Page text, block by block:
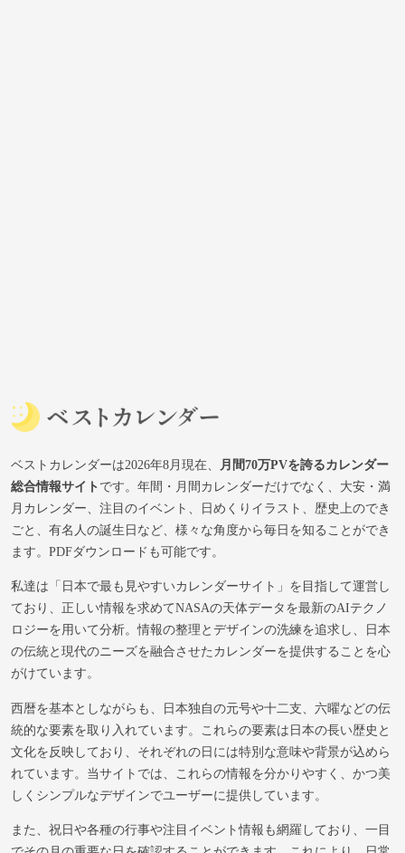
ベストカレンダーは2026年8月現在、
月間70万PVを誇るカレンダー
総合情報サイトです。年間・月間カレンダーだけでなく、大安・満
月カレンダー、注目のイベント、日めくりイラスト、歴史上のでき
ごと、有名人の誕生日など、様々な角度から毎日を知ることができ
ます。PDFダウンロードも可能です。
私達は「日本で最も見やすいカレンダーサイト」を目指して運営し
ており、正しい情報を求めてNASAの天体データを最新のAIテクノ
ロジーを用いて分析。情報の整理とデザインの洗練を追求し、日本
の伝統と現代のニーズを融合させたカレンダーを提供することを心
がけています。
西暦を基本としながらも、日本独自の元号や十二支、六曜などの伝
統的な要素を取り入れています。これらの要素は日本の長い歴史と
文化を反映しており、それぞれの日には特別な意味や背景が込めら
れています。当サイトでは、これらの情報を分かりやすく、かつ美
しくシンプルなデザインでユーザーに提供しています。
また、祝日や各種の行事や注目イベント情報も網羅しており、一目